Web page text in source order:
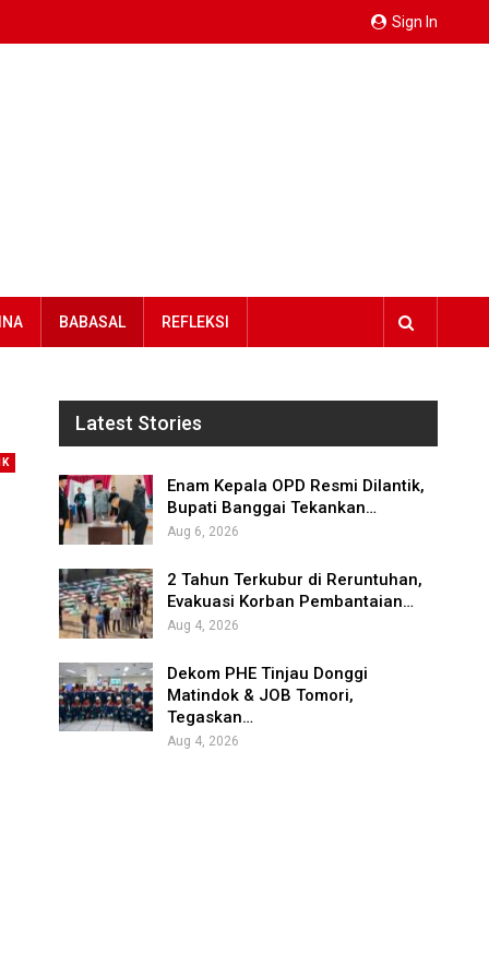
Sign In
BABASAL REFLEKSI
Latest Stories
Enam Kepala OPD Resmi Dilantik,
Bupati Banggai Tekankan…
Aug 6, 2026
2 Tahun Terkubur di Reruntuhan,
Evakuasi Korban Pembantaian…
Aug 4, 2026
Dekom PHE Tinjau Donggi
Matindok & JOB Tomori,
Tegaskan…
Aug 4, 2026